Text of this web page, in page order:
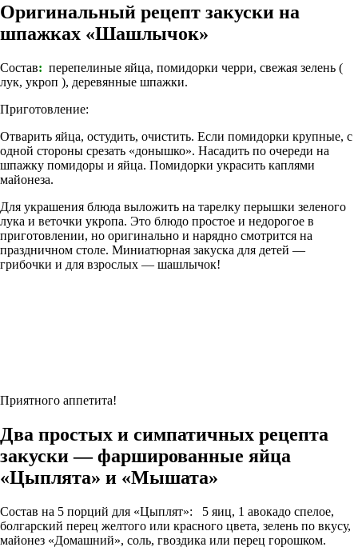
Оригинальный рецепт закуски на
шпажках «Шашлычок»
Состав: перепелиные яйца, помидорки черри, свежая зелень (
лук, укроп ), деревянные шпажки.
Приготовление:
Отварить яйца, остудить, очистить. Если помидорки крупные, с
одной стороны срезать «донышко». Насадить по очереди на
шпажку помидоры и яйца. Помидорки украсить каплями
майонеза.
Для украшения блюда выложить на тарелку перышки зеленого
лука и веточки укропа. Это блюдо простое и недорогое в
приготовлении, но оригинально и нарядно смотрится на
праздничном столе. Миниатюрная закуска для детей —
грибочки и для взрослых — шашлычок!
Приятного аппетита!
Два простых и симпатичных рецепта
закуски — фаршированные яйца
«Цыплята» и «Мышата»
Состав на 5 порций для «Цыплят»:
5 яиц, 1 авокадо спелое,
болгарский перец желтого или красного цвета, зелень по вкусу,
майонез «Домашний», соль, гвоздика или перец горошком.